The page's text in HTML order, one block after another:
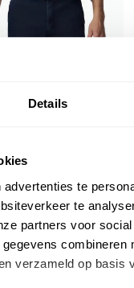
Details
te
te
partners voor
combineren
verzameld op basis